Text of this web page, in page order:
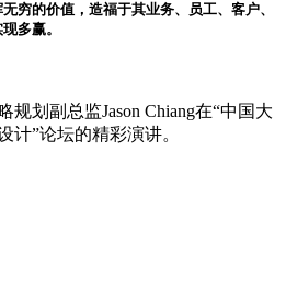
穷的价值，造福于其业务、员工、客户、
多赢。
划副总监Jason Chiang在“中国大
计”论坛的精彩演讲。